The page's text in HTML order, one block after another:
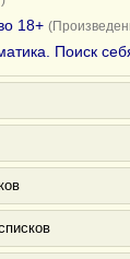
18+
Поиск